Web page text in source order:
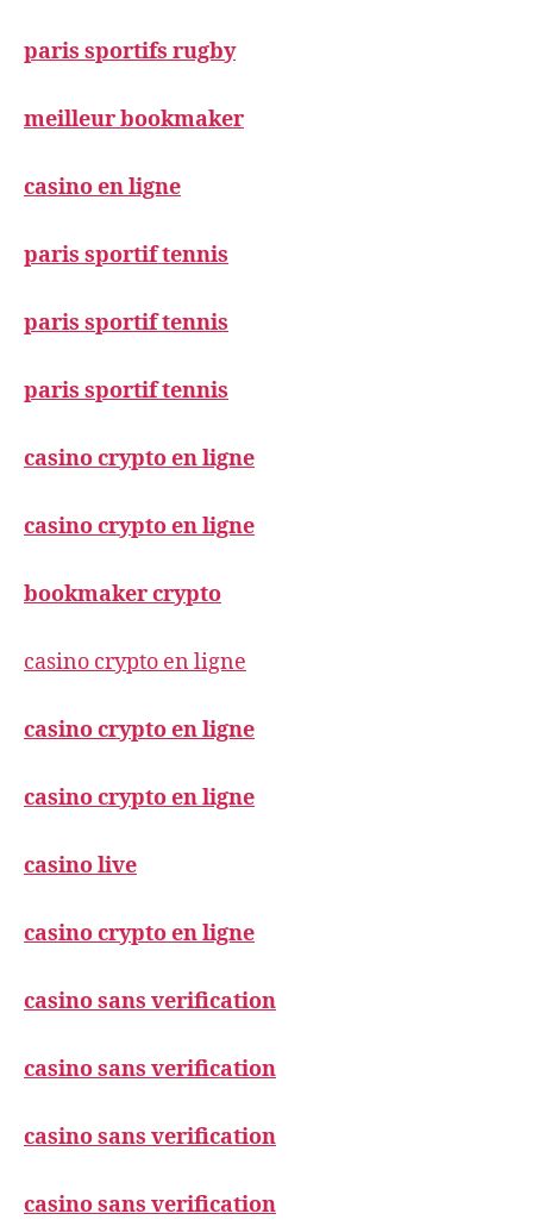
paris sportifs rugby
meilleur bookmaker
casino en ligne
paris sportif tennis
paris sportif tennis
paris sportif tennis
casino crypto en ligne
casino crypto en ligne
bookmaker crypto
casino crypto en ligne
casino crypto en ligne
casino crypto en ligne
casino live
casino crypto en ligne
casino sans verification
casino sans verification
casino sans verification
casino sans verification